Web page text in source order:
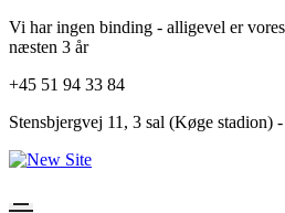
Vi har ingen binding - alligevel er
næsten 3 år
+45 51 94 33 84
Stensbjergvej 11, 3 sal (Køge stadion)